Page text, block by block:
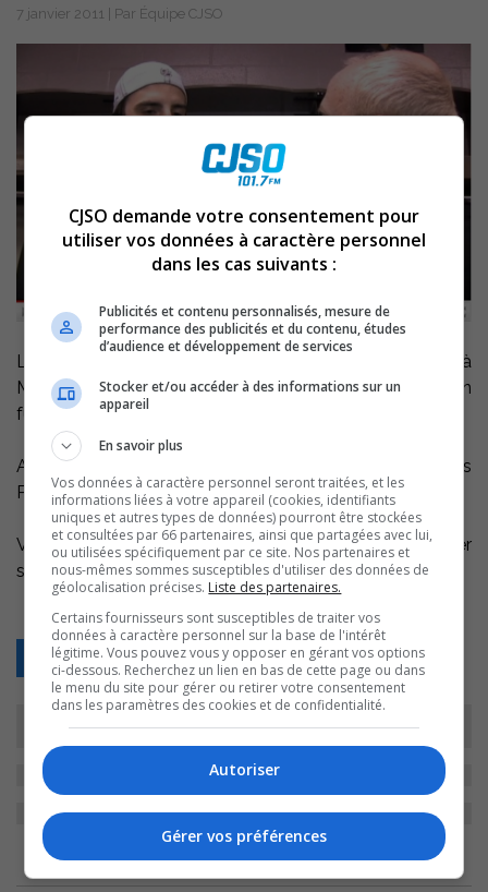
7 janvier 2011 | Par Équipe CJSO
Le sorelois Marc-André Fleury était de passage à
Montréal hier, avec son équipe qui a perdu 2-1 en
fusillade contre les Canadiens au Centre Bell.
Après le match auquel il n’avait pas participé, Gilles
Péloquin l’a rencontré.
Voici l’entrevue réalisée dans le vestiaire des visiteurs hier
soir.
Retour
ARCHIVES
CJSO demande votre consentement pour
utiliser vos données à caractère personnel
dans les cas suivants :
Publicités et contenu personnalisés, mesure de
performance des publicités et du contenu, études
d’audience et développement de services
Stocker et/ou accéder à des informations sur un
appareil
En savoir plus
Vos données à caractère personnel seront traitées, et les
informations liées à votre appareil (cookies, identifiants
uniques et autres types de données) pourront être stockées
et consultées par 66 partenaires, ainsi que partagées avec lui,
ou utilisées spécifiquement par ce site. Nos partenaires et
nous-mêmes sommes susceptibles d'utiliser des données de
géolocalisation précises. Liste des partenaires.
Certains fournisseurs sont susceptibles de traiter vos
données à caractère personnel sur la base de l'intérêt
légitime. Vous pouvez vous y opposer en gérant vos options
ci-dessous. Recherchez un lien en bas de cette page ou dans
le menu du site pour gérer ou retirer votre consentement
dans les paramètres des cookies et de confidentialité.
Autoriser
Gérer vos préférences